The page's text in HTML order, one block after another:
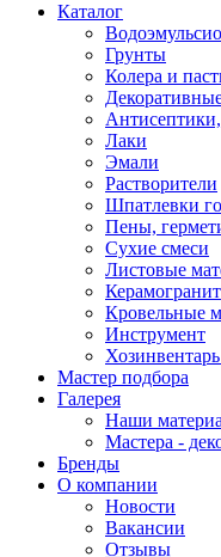
Каталог
Грунты
Колера и
Лаки
Эмали
Растворители
Шпатлевки
Пены,
Сухие смеси
Листовые
Керамогранит
Кровельные
Инструмент
Мастер подбора
Галерея
Наши
Мастера -
Бренды
О компании
Новости
Вакансии
Отзывы